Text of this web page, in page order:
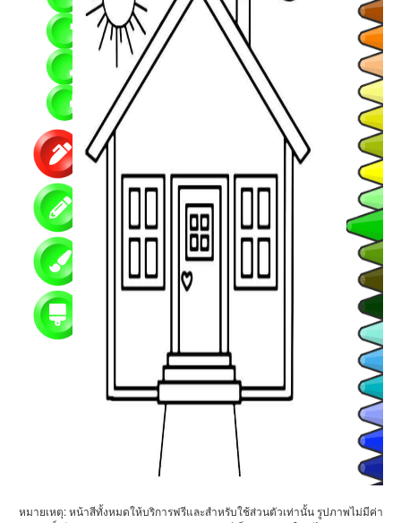
หมายเหตุ: หน้าสีทั้งหมดให้บริการฟรีและสำหรับใช้ส่วนตัวเท่านั้น รูปภาพไม่มีค่า